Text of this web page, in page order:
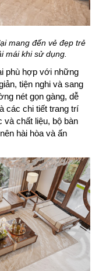
mang đến vẻ đẹp trẻ
mái khi sử dụng.
phù hợp với những
tiện nghi và sang
nét gọn gàng, dễ
các chi tiết trang trí
và chất liệu, bộ bàn
hài hòa và ấn